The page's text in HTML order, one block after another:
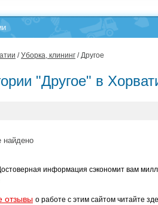
/Уборка, клининг / Другое
"Другое" в
найдено
информация сэкономит вам
отзывы о работе с этим сайтом читайте